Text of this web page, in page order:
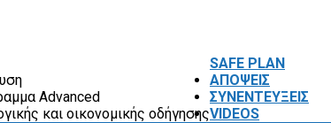
SAFE PLAN
Advanced
και οικονομικής οδήγησης
ΑΠΟΨΕΙΣ
ΣΥΝΕΝΤΕΥΞΕΙΣ
VIDEOS